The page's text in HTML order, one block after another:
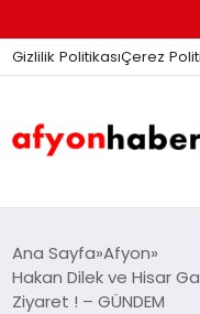
Gizlilik PolitikasıÇerez
ANASAYFA
Ana Sayfa Afyon
Hakan Dilek ve Hisar
Ziyaret ! – GÜNDEM